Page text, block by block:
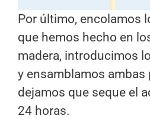
Por último, encolamos
que hemos hecho en
madera, introducimos
y ensamblamos ambas
dejamos que seque el
24 horas.